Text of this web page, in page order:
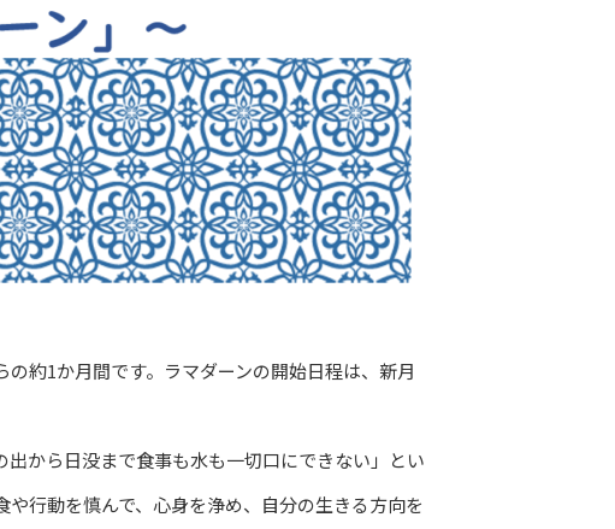
約1か月間です。ラマダーンの開始日程は、新月
から日没まで食事も水も一切口にできない」とい
行動を慎んで、心身を浄め、自分の生きる方向を